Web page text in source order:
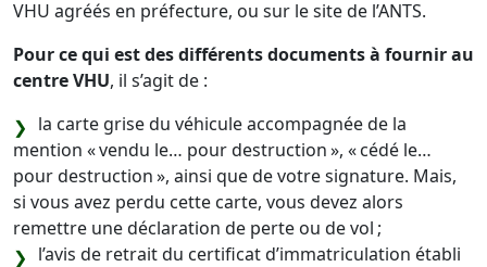
VHU agréés en préfecture, ou sur le site de l’ANTS.
Pour ce qui est des différents documents à fournir au
centre VHU, il s’agit de :
la carte grise du véhicule accompagnée de la
mention « vendu le… pour destruction », « cédé le…
pour destruction », ainsi que de votre signature. Mais,
si vous avez perdu cette carte, vous devez alors
remettre une déclaration de perte ou de vol ;
l’avis de retrait du certificat d’immatriculation établi